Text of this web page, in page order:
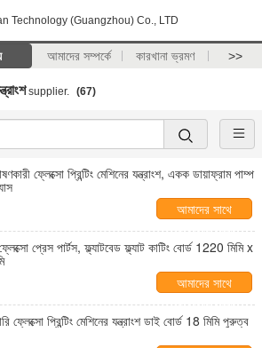
Technology (Guangzhou) Co., LTD
আমাদের সম্পর্কে কারখানা ভ্রমণ >>
supplier. (67)
ফ্লেক্সো প্রিন্টিং মেশিনের যন্ত্রাংশ, একক ডায়াফ্রাম পাম্প
আমাদের সাথে
যোগাযোগ করুন
প্রেস পার্টস, ফ্ল্যাটবেড ফ্ল্যাট কাটিং বোর্ড 1220 মিমি x
আমাদের সাথে
যোগাযোগ করুন
ফ্লেক্সো প্রিন্টিং মেশিনের যন্ত্রাংশ ডাই বোর্ড 18 মিমি পুরুত্ব